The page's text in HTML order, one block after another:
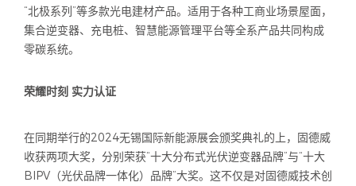
“北极系列”等多款光电建材产品。适用于各种工商业场景屋面，
集合逆变器、充电桩、智慧能源管理平台等全系产品共同构成
零碳系统。
荣耀时刻 实力认证
在同期举行的2024无锡国际新能源展会颁奖典礼的上，固德威
收获两项大奖，分别荣获“十大分布式光伏逆变器品牌”与“十大
BIPV（光伏品牌一体化）品牌”大奖。这不仅是对固德威技术创